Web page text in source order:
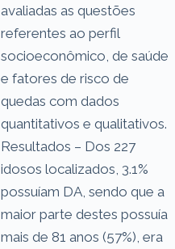
avaliadas as questões
referentes ao perfil
socioeconômico, de saúde
e fatores de risco de
quedas com dados
quantitativos e qualitativos.
Resultados – Dos 227
idosos localizados, 3.1%
possuíam DA, sendo que a
maior parte destes possuía
mais de 81 anos (57%), era